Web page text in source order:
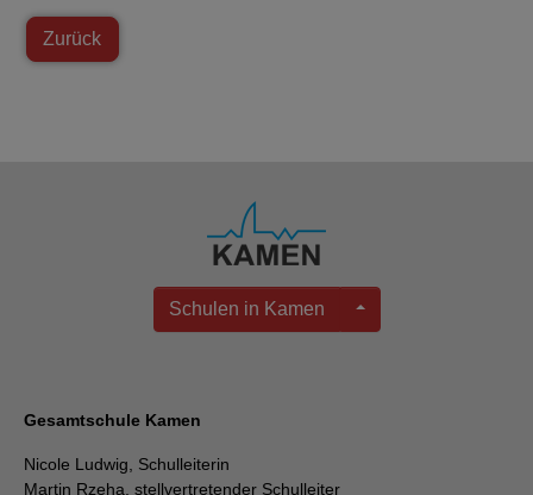
Zurück
Schulen in Kamen
Gesamtschule Kamen
Nicole Ludwig, Schulleiterin
Martin Rzeha, stellvertretender Schulleiter